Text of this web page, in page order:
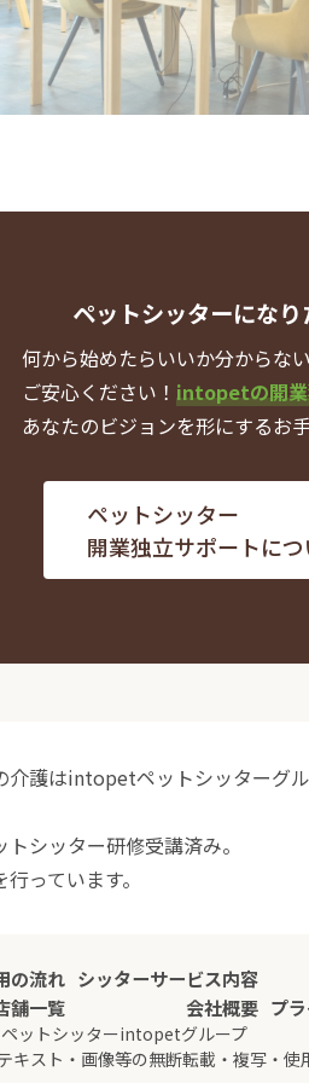
ペットシッターにな
何から始めたらいいか分からな
ご安心ください！ intopetの開業
あなたのビジョンを形にするお
ペットシッター
開業独立サポートにつ
介護はintopetペットシッターグ
シッター研修受講済み。
っています。
の流れ シッターサービス内容
舗一覧
会社概要 プ
ットシッターintopetグループ
キスト・画像等の無断転載・複写・使